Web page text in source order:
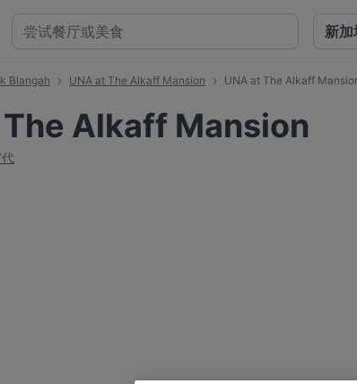
Blangah UNA at The Alkaff Mansion UNA at The Alkaff
The Alkaff Mansion